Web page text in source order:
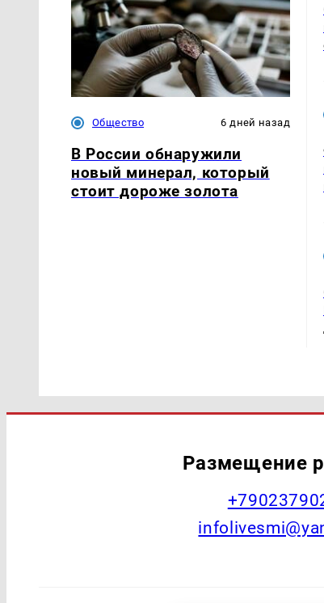
Общество 6 дней назад
В России обнаружили
новый минерал, который
стоит дороже золота
Размещение